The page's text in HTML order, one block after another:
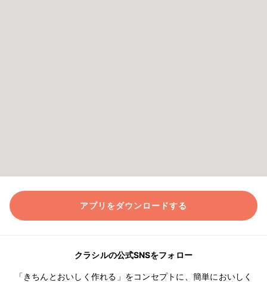
アプリをダウンロードする
クラシルの公式SNSをフォロー
「きちんとおいしく作れる」をコンセプトに、簡単においしく